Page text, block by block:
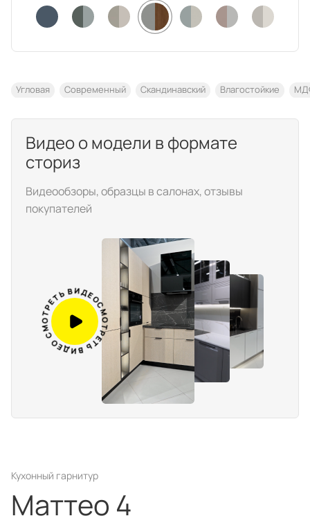
техника
Специальные
предложения
и скидки
О компании
Корпоративным
клиентам
Дизайнерам
Портфолио проектов
Блог
Угловая Современный Скандинавский Влагостойкие
Видео о модели в формате
сториз
Видеообзоры, образцы в салонах, отзывы
покупателей
С
М
О
Т
Р
Е
Т
Ь
В
И
Д
Е
О
С
МОТРЕТЬВИ
Д
Е
О
Кухонный гарнитур
Маттео 4